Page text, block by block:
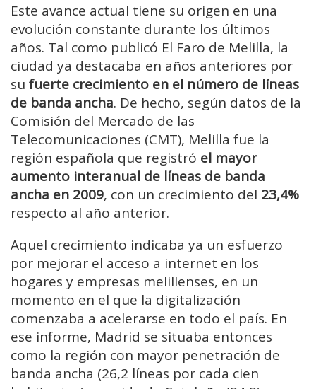
Este avance actual tiene su origen en una
evolución constante durante los últimos
años. Tal como publicó El Faro de Melilla, la
ciudad ya destacaba en años anteriores por
su fuerte crecimiento en el número de líneas
de banda ancha. De hecho, según datos de la
Comisión del Mercado de las
Telecomunicaciones (CMT), Melilla fue la
región española que registró el mayor
aumento interanual de líneas de banda
ancha en 2009, con un crecimiento del 23,4%
respecto al año anterior.
Aquel crecimiento indicaba ya un esfuerzo
por mejorar el acceso a internet en los
hogares y empresas melillenses, en un
momento en el que la digitalización
comenzaba a acelerarse en todo el país. En
ese informe, Madrid se situaba entonces
como la región con mayor penetración de
banda ancha (26,2 líneas por cada cien